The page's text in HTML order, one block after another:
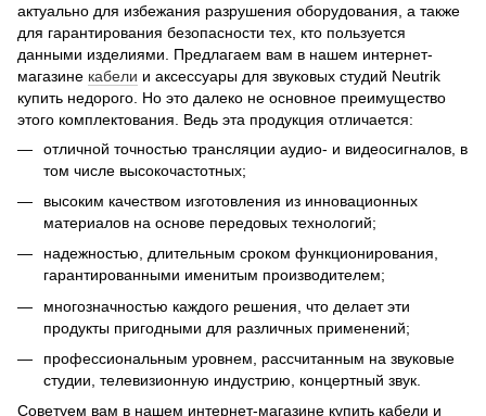
актуально для избежания разрушения оборудования, а также
для гарантирования безопасности тех, кто пользуется
данными изделиями. Предлагаем вам в нашем интернет-
магазине кабели и аксессуары для звуковых студий Neutrik
купить недорого. Но это далеко не основное преимущество
этого комплектования. Ведь эта продукция отличается:
отличной точностью трансляции аудио- и видеосигналов, в
том числе высокочастотных;
высоким качеством изготовления из инновационных
материалов на основе передовых технологий;
надежностью, длительным сроком функционирования,
гарантированными именитым производителем;
многозначностью каждого решения, что делает эти
продукты пригодными для различных применений;
профессиональным уровнем, рассчитанным на звуковые
студии, телевизионную индустрию, концертный звук.
Советуем вам в нашем интернет-магазине купить кабели и